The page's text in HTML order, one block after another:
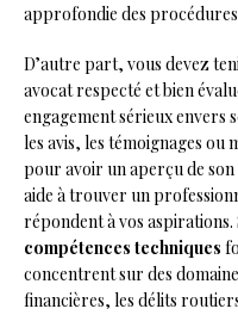
approfondie des
D’autre part, vous devez
avocat respecté et bien
engagement sérieux envers
les avis, les témoignages ou
pour avoir un aperçu de son
aide à trouver un
répondent à vos aspirations.
compétences techniques
concentrent sur des
financières, les délits